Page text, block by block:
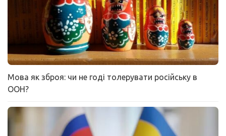
Мова як зброя: чи не годі толерувати російську в
ООН?